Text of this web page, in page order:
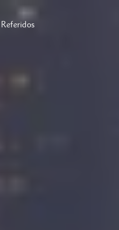
Referidos